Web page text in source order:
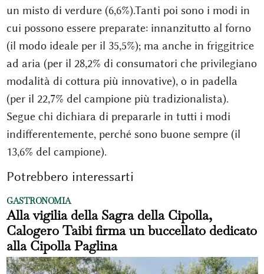
un misto di verdure (6,6%).Tanti poi sono i modi in
cui possono essere preparate: innanzitutto al forno
(il modo ideale per il 35,5%); ma anche in friggitrice
ad aria (per il 28,2% di consumatori che privilegiano
modalità di cottura più innovative), o in padella
(per il 22,7% del campione più tradizionalista).
Segue chi dichiara di prepararle in tutti i modi
indifferentemente, perché sono buone sempre (il
13,6% del campione).
Potrebbero interessarti
GASTRONOMIA
Alla vigilia della Sagra della Cipolla,
Calogero Taibi firma un buccellato dedicato
alla Cipolla Paglina